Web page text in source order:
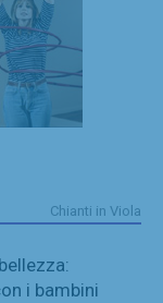
Chianti in Viola
i bambini